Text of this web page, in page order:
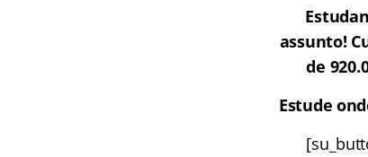
assunto!
de
Estude